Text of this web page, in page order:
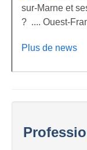
sur-Marne et
? .... Ouest-
Plus de news